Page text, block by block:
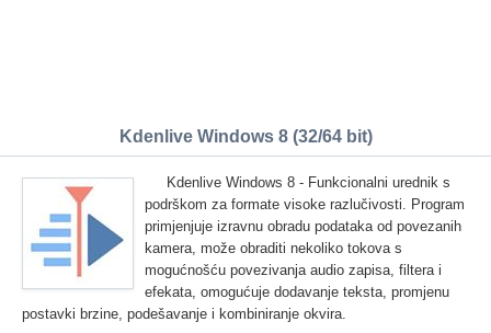
Kdenlive Windows 8 (32/64 bit)
Kdenlive Windows 8 - Funkcionalni urednik s
podrškom za formate visoke razlučivosti. Program
primjenjuje izravnu obradu podataka od povezanih
kamera, može obraditi nekoliko tokova s
mogućnošću povezivanja audio zapisa, filtera i
efekata, omogućuje dodavanje teksta, promjenu
postavki brzine, podešavanje i kombiniranje okvira.